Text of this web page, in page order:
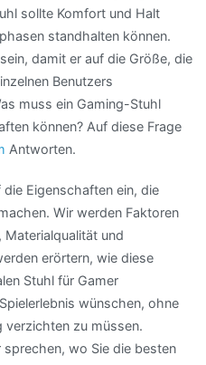
sollte Komfort und Halt
standhalten können.
damit er auf die Größe, die
Benutzers
muss ein Gaming-Stuhl
können? Auf diese Frage
Antworten.
Eigenschaften ein, die
Wir werden Faktoren
und
erörtern, wie diese
Stuhl für Gamer
wünschen, ohne
zu müssen.
wo Sie die besten